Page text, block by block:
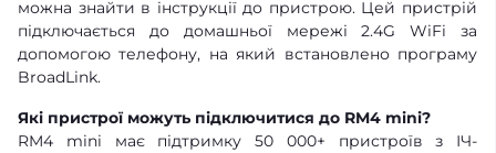
можна знайти в інструкції до пристрою. Цей пристрій
підключається до домашньої мережі 2.4G WiFi за
допомогою телефону, на який встановлено програму
BroadLink.
Які пристрої можуть підключитися до RM4 mini?
RM4 mini має підтримку 50 000+ пристроїв з ІЧ-